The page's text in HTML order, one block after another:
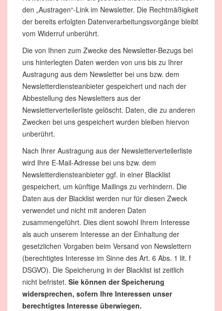
den „Austragen“-Link im Newsletter. Die Rechtmäßigkeit
der bereits erfolgten Datenverarbeitungsvorgänge bleibt
vom Widerruf unberührt.
Die von Ihnen zum Zwecke des Newsletter-Bezugs bei
uns hinterlegten Daten werden von uns bis zu Ihrer
Austragung aus dem Newsletter bei uns bzw. dem
Newsletterdiensteanbieter gespeichert und nach der
Abbestellung des Newsletters aus der
Newsletterverteilerliste gelöscht. Daten, die zu anderen
Zwecken bei uns gespeichert wurden bleiben hiervon
unberührt.
Nach Ihrer Austragung aus der Newsletterverteilerliste
wird Ihre E-Mail-Adresse bei uns bzw. dem
Newsletterdiensteanbieter ggf. in einer Blacklist
gespeichert, um künftige Mailings zu verhindern. Die
Daten aus der Blacklist werden nur für diesen Zweck
verwendet und nicht mit anderen Daten
zusammengeführt. Dies dient sowohl Ihrem Interesse
als auch unserem Interesse an der Einhaltung der
gesetzlichen Vorgaben beim Versand von Newslettern
(berechtigtes Interesse im Sinne des Art. 6 Abs. 1 lit. f
DSGVO). Die Speicherung in der Blacklist ist zeitlich
nicht befristet. Sie können der Speicherung
widersprechen, sofern Ihre Interessen unser
berechtigtes Interesse überwiegen.